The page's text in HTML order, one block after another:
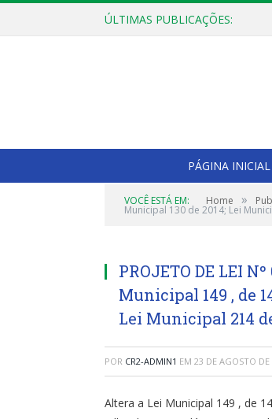
ÚLTIMAS PUBLICAÇÕES:
PÁGINA INICIAL
VOCÊ ESTÁ EM: Home »
Municipal 130 de 2014; Lei
PROJETO DE LEI
Municipal 149 , de
Lei Municipal 214
POR CR2-ADMIN1 EM 23 DE AGOSTO DE
Altera a Lei Municipal 149 , de